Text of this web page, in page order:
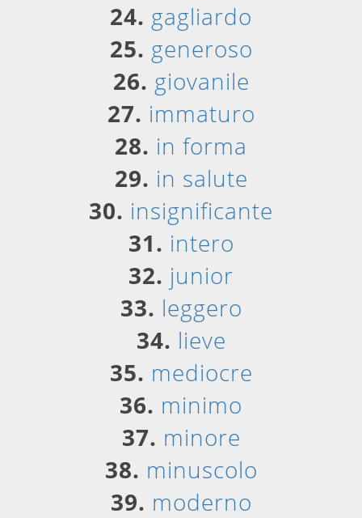
24. gagliardo
25. generoso
26. giovanile
27. immaturo
28. in forma
29. in salute
30. insignificante
31. intero
32. junior
33. leggero
34. lieve
35. mediocre
36. minimo
37. minore
38. minuscolo
39. moderno